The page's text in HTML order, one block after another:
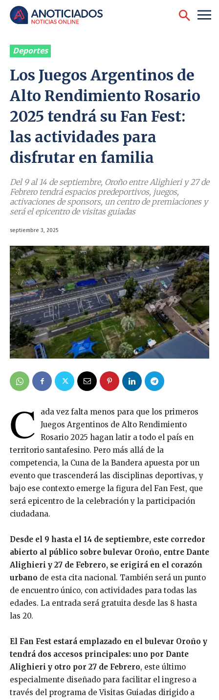
Deportes
Los Juegos Argentinos de
Alto Rendimiento Rosario
2025 tendrá su Fan Fest:
las actividades para
disfrutar en familia
Del 9 al 14 de septiembre, Oroño entre Alighieri y 27 de
Febrero tendrá espacios predeportivos, juegos,
activaciones de sponsors, un centro de premiaciones y
será el epicentro de visitas guiadas
septiembre 3, 2025
C
ada vez falta menos para que los primeros
Juegos Argentinos de Alto Rendimiento
Rosario 2025 hagan latir a todo el país en
territorio santafesino. Pero más allá de la
competencia, la Cuna de la Bandera apuesta por un
evento que trascenderá las disciplinas deportivas, y
bajo ese contexto emerge la figura del Fan Fest, que
será epicentro de la celebración y la participación
ciudadana.
Desde el 9 hasta el 14 de septiembre, este corredor
abierto al público sobre bulevar Oroño, entre Dante
Alighieri y 27 de Febrero, se erigirá en el corazón
urbano de esta cita nacional. También será un punto
de encuentro único, con actividades para todas las
edades. La entrada será gratuita desde las 8 hasta
las 20.
El Fan Fest estará emplazado en el bulevar Oroño y
tendrá dos accesos principales: uno por Dante
Alighieri y otro por 27 de Febrero, este último
especialmente diseñado para facilitar el ingreso a
través del programa de Visitas Guiadas dirigido a